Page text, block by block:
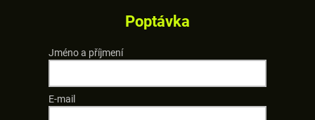
Poptávka
Jméno a příjmení
E-mail